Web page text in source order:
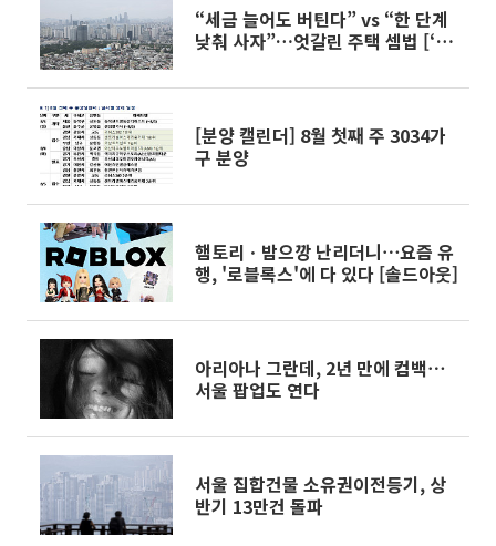
“세금 늘어도 버틴다” vs “한 단계
낮춰 사자”…엇갈린 주택 셈법 [‘실
[분양 캘린더] 8월 첫째 주 3034가
구 분양
햄토리ㆍ밤으깡 난리더니⋯요즘 유
행, '로블록스'에 다 있다 [솔드아웃]
아리아나 그란데, 2년 만에 컴백⋯
서울 팝업도 연다
서울 집합건물 소유권이전등기, 상
반기 13만건 돌파